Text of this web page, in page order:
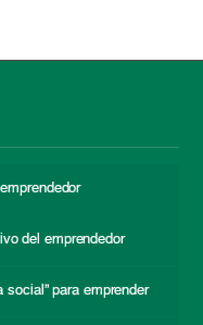
del emprendedor
social” para emprender